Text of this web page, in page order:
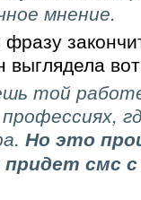
мнение.
той
Но это
смс